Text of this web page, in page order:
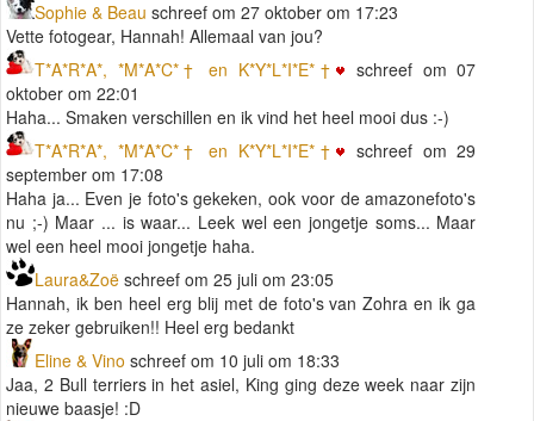
Sophie & Beau schreef om 27 oktober om 17:23
Vette fotogear, Hannah! Allemaal van jou?
T*A*R*A*, *M*A*C*† en K*Y*L*I*E*†
schreef om 07
oktober om 22:01
Haha... Smaken verschillen en ik vind het heel mooi dus :-)
T*A*R*A*, *M*A*C*† en K*Y*L*I*E*†
schreef om 29
september om 17:08
Haha ja... Even je foto's gekeken, ook voor de amazonefoto's
nu ;-) Maar ... is waar... Leek wel een jongetje soms... Maar
wel een heel mooi jongetje haha.
Laura&Zoë schreef om 25 juli om 23:05
Hannah, ik ben heel erg blij met de foto's van Zohra en ik ga
ze zeker gebruiken!! Heel erg bedankt
Eline & Vino schreef om 10 juli om 18:33
Jaa, 2 Bull terriers in het asiel, King ging deze week naar zijn
nieuwe baasje! :D